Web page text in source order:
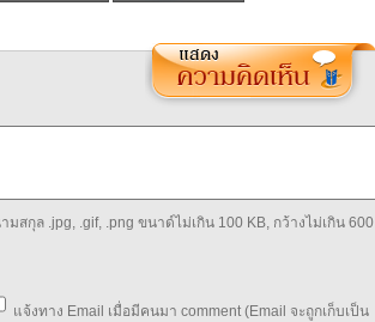
มสกุล .jpg, .gif, .png ขนาด์ไม่เกิน 100 KB, กว้างไม่เกิน 600
แจ้งทาง Email เมื่อมีคนมา comment (Email จะถูกเก็บเป็น